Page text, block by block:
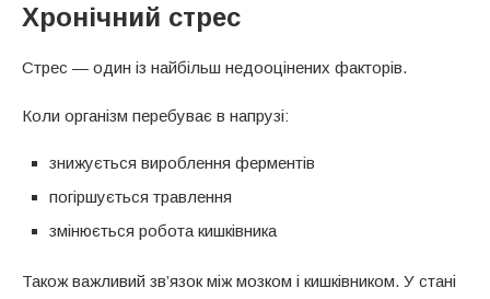
Хронічний стрес
Стрес — один із найбільш недооцінених факторів.
Коли організм перебуває в напрузі:
знижується вироблення ферментів
погіршується травлення
змінюється робота кишківника
Також важливий зв’язок між мозком і кишківником. У стані